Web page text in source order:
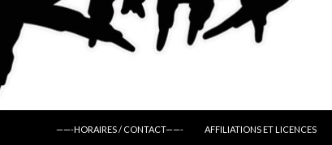
——-HORAIRES / CONTACT——-
AFFILIATIONS ET LICENCES